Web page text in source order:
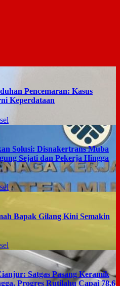
Pencemaran: Kasus
Keperdataan
Solusi: Disnakertrans Muba
Sejati dan Pekerja Hingga
Bapak Gilang Kini Semakin
Satgas Pasang Keramik
Progres Rutilahu Capai 78,6